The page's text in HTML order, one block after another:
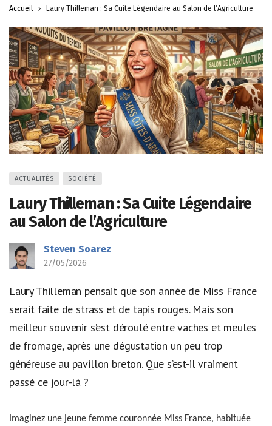
Accueil Laury Thilleman : Sa Cuite Légendaire au Salon de l’Agriculture
ACTUALITÉS SOCIÉTÉ
Laury Thilleman : Sa Cuite Légendaire
au Salon de l’Agriculture
Steven Soarez
27/05/2026
Laury Thilleman pensait que son année de Miss France
serait faite de strass et de tapis rouges. Mais son
meilleur souvenir s’est déroulé entre vaches et meules
de fromage, après une dégustation un peu trop
généreuse au pavillon breton. Que s’est-il vraiment
passé ce jour-là ?
Imaginez une jeune femme couronnée Miss France, habituée